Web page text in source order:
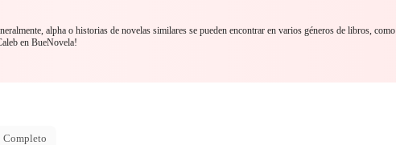
alpha o historias de novelas similares se pueden encontrar en varios géneros de libros, como
en BueNovela!
Completo